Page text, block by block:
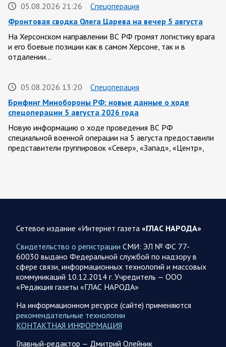
05.08.2026 21:26
Спецоперация
Фронтовая сводка Олега Царева на вечер 5 августа
На Херсонском направлении ВС РФ громят логистику врага
и его боевые позиции как в самом Херсоне, так и в
отдалении…
05.08.2026 13:20
Спецоперация
Брифинг Минобороны РФ: новые данные о ходе
спецоперации 5 августа 2026 года
Новую информацию о ходе проведения ВС РФ
специальной военной операции на 5 августа предоставили
представители группировок «Север», «Запад», «Центр»,
Вооружённые силы РФ освободили населённый пункт
группировки «Север» взяли под контроль Рыжевку в…
05.08.2026 12:51
Власть
Путин проводит встречу с руководством Министерства
обороны России. Главное
Главное: Все службы тыла Минобороны объединяются под
руководством Валерия Солодчука. Группировкой «Центр» в
рамках СВО будет командовать Андрей Иванаев.
Сетевое издание «Интернет газета «ГЛАС НАРОДА»
Свидетельство о регистрации СМИ: ЭЛ № ФС 77-
60030 выдано Федеральной службой по надзору в
сфере связи, информационных технологий и массовых
коммуникаций 10.12.2014 г. Учредитель — ООО
«Редакция газеты «ГЛАС НАРОДА»
На информационном ресурсе (сайте) применяются
рекомендательные технологии
КОНТАКТНАЯ ИНФОРМАЦИЯ
Главный-редактор — Дмитрий Олейник